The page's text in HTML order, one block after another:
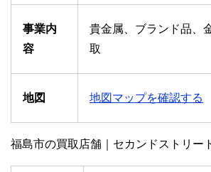
事業内
容
貴金属、ブランド品、
取
地図 地図マップを確認する
福島市の買取店舗｜セカンドストリー